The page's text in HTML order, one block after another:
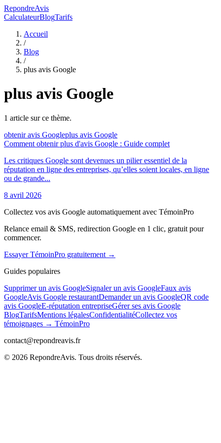
RepondreAvis
CalculateurBlogTarifs
Accueil
/
Blog
/
plus avis Google
plus avis Google
1 article sur ce thème.
obtenir avis Googleplus avis Google
Comment obtenir plus d'avis Google : Guide complet
Les critiques Google sont devenues un pilier essentiel de la
réputation en ligne des entreprises, qu’elles soient locales, en ligne
ou de grande...
8 avril 2026
Collectez vos avis Google automatiquement avec TémoinPro
Relance email & SMS, redirection Google en 1 clic, gratuit pour
commencer.
Essayer TémoinPro gratuitement →
Guides populaires
Supprimer un avis GoogleSignaler un avis GoogleFaux avis
GoogleAvis Google restaurantDemander un avis GoogleQR code
avis GoogleE-réputation entrepriseGérer ses avis Google
BlogTarifsMentions légalesConfidentialitéCollectez vos
témoignages → TémoinPro
contact@repondreavis.fr
© 2026 RepondreAvis. Tous droits réservés.